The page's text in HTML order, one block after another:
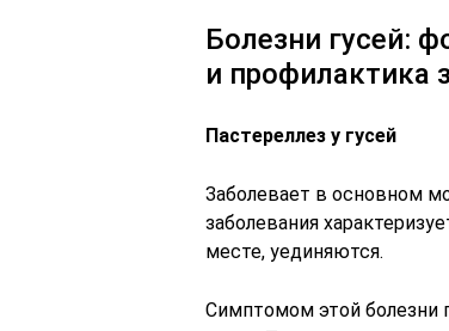
Болезни гусей:
и профилактика
Пастереллез у гусей
Заболевает в основном
заболевания
месте, уединяются.
Симптомом этой болезни